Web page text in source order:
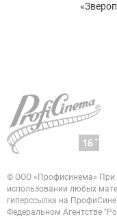
© ООО «Профисинема» При
использовании любых
гиперссылка на
Федеральном Агентстве